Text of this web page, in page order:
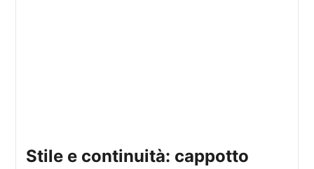
stile e continuità: cappotto